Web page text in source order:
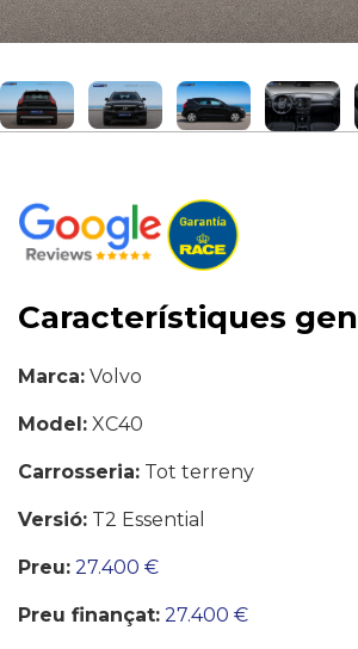
Característiques
Marca: Volvo
Model: XC40
Carrosseria: Tot terreny
Versió: T2 Essential
Preu: 27.400 €
Preu finançat: 27.400 €